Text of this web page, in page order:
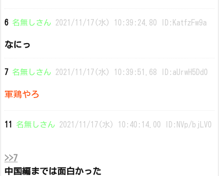
6 名無しさん 2021/11/17(水) 10:39:24.80 ID:KatfzFw9a
なにっ
7 名無しさん 2021/11/17(水) 10:39:51.68 ID:aUrwH5Dd0
軍鶏やろ
11 名無しさん 2021/11/17(水) 10:40:14.00 ID:NVp/bjLV0
>>7
中国編までは面白かった